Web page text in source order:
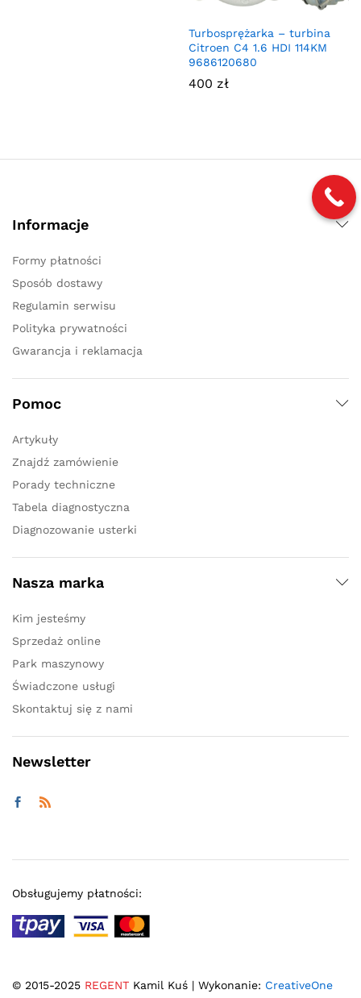
Turbosprężarka – turbina
Citroen C4 1.6 HDI 114KM
9686120680
400 zł
Informacje
Formy płatności
Sposób dostawy
Regulamin serwisu
Polityka prywatności
Gwarancja i reklamacja
Pomoc
Artykuły
Znajdź zamówienie
Porady techniczne
Tabela diagnostyczna
Diagnozowanie usterki
Nasza marka
Kim jesteśmy
Sprzedaż online
Park maszynowy
Świadczone usługi
Skontaktuj się z nami
Newsletter
© 2015-2025 REGENT Kamil Kuś | Wykonanie: CreativeOne
Obsługujemy płatności: